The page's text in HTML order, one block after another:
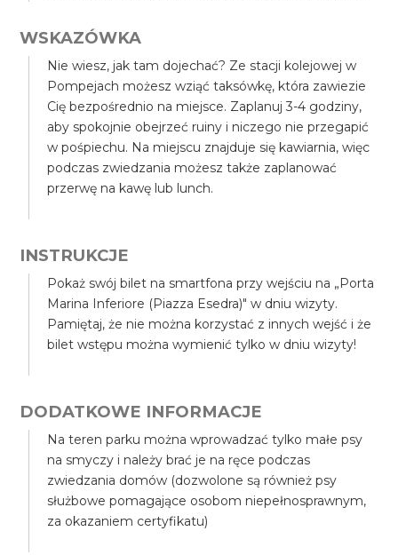
WSKAZÓWKA
Nie wiesz, jak tam dojechać? Ze stacji kolejowej w
Pompejach możesz wziąć taksówkę, która zawiezie
Cię bezpośrednio na miejsce. Zaplanuj 3-4 godziny,
aby spokojnie obejrzeć ruiny i niczego nie przegapić
w pośpiechu. Na miejscu znajduje się kawiarnia, więc
podczas zwiedzania możesz także zaplanować
przerwę na kawę lub lunch.
INSTRUKCJE
Pokaż swój bilet na smartfona przy wejściu na „Porta
Marina Inferiore (Piazza Esedra)" w dniu wizyty.
Pamiętaj, że nie można korzystać z innych wejść i że
bilet wstępu można wymienić tylko w dniu wizyty!
DODATKOWE INFORMACJE
Na teren parku można wprowadzać tylko małe psy
na smyczy i należy brać je na ręce podczas
zwiedzania domów (dozwolone są również psy
służbowe pomagające osobom niepełnosprawnym,
za okazaniem certyfikatu)